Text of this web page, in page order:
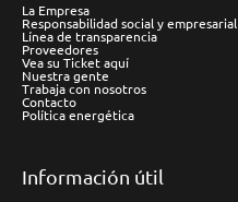
La Empresa
Responsabilidad social y empresarial
Línea de transparencia
Proveedores
Vea su Ticket aquí
Nuestra gente
Trabaja con nosotros
Contacto
Política energética
Información útil